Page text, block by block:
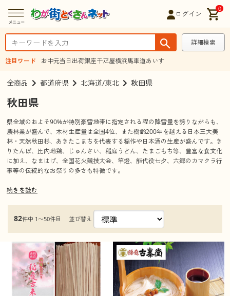
ログイン
0
詳細検索
注目ワード お中元当日出荷銀座千疋屋横浜馬車道あいす
全商品 都道府県 北海道/東北 秋田県
秋田県
県全域のおよそ90%が特別豪雪地帯に指定される程の降雪量を誇りながらも、
農林業が盛んで、木材生産量は全国4位、また樹齢200年を越える日本三大美
林・天然秋田杉、あきたこまちを代表する稲作や日本酒の生産が盛んです。き
りたんぽ、比内地鶏、じゅんさい、稲庭うどん、たまごもち等、豊富な食文化
に加え、なまはげ、全国花火競技大会、竿燈、能代役七夕、六郷のカマクラ行
事等の伝統的なお祭りの多さも特徴です。
観光情報
見所、観光名所
なまはげ
大晦日に男鹿市と三種町、潟上市の一部の各家々で行われ
る伝統的な民俗行事で、「男鹿のナマハゲ」として国の重
要無形民俗文化財に指定されています。鬼の面、ケラミ
ノ、ハバキを身に付け、大きな出刃包丁(または鉈)を持った
なまはげが家々を訪れ、「悪い子はいねがー」「泣ぐコは
いねがー」という荒々しい声を発しながら怠け者、子供や
初嫁を探して暴れます。
続きを読む
82件中 1〜50件目 並び替え